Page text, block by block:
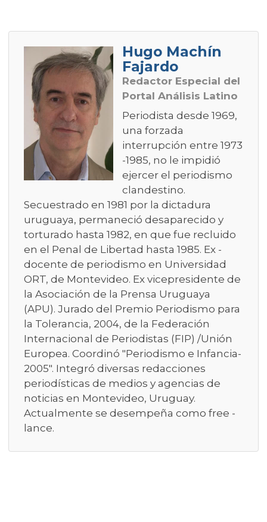
Hugo Machín
Fajardo
Redactor Especial del
Portal Análisis Latino
Periodista desde 1969,
una forzada
interrupción entre 1973
-1985, no le impidió
ejercer el periodismo
clandestino.
Secuestrado en 1981 por la dictadura
uruguaya, permaneció desaparecido y
torturado hasta 1982, en que fue recluido
en el Penal de Libertad hasta 1985. Ex -
docente de periodismo en Universidad
ORT, de Montevideo. Ex vicepresidente de
la Asociación de la Prensa Uruguaya
(APU). Jurado del Premio Periodismo para
la Tolerancia, 2004, de la Federación
Internacional de Periodistas (FIP) /Unión
Europea. Coordinó "Periodismo e Infancia-
2005". Integró diversas redacciones
periodísticas de medios y agencias de
noticias en Montevideo, Uruguay.
Actualmente se desempeña como free -
lance.